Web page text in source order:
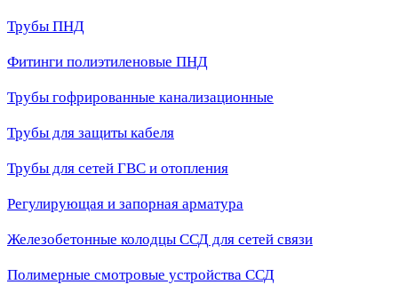
Трубы ПНД
Фитинги полиэтиленовые ПНД
Трубы гофрированные канализационные
Трубы для защиты кабеля
Трубы для сетей ГВС и отопления
Регулирующая и запорная арматура
Железобетонные колодцы ССД для сетей связи
Полимерные смотровые устройства ССД